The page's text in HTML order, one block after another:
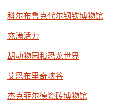
科尔布鲁克代尔钢铁博物馆
充满活力
胡动物园和恐龙世界
艾恩布里奇峡谷
杰克菲尔德瓷砖博物馆